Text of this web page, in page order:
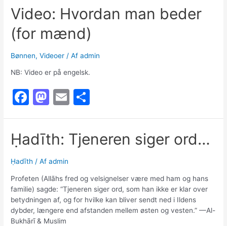
e
b
o
o
k
o
d
o
n
l
e
Video: Hvordan man beder
(for mænd)
Bønnen,Videoer / Afadmin
NB: Video er på engelsk.
F
a
c
e
b
o
o
k
M
a
st
o
d
o
n
E
m
ai
l
h
e
Ḥadīth: Tjeneren siger ord…
Ḥadīth / Afadmin
Profeten (Allāhs fred og velsignelser være med ham og hans
familie) sagde: “Tjeneren siger ord, som han ikke er klar over
betydningen af, og for hvilke kan bliver sendt ned i Ildens
dybder, længere end afstanden mellem østen og vesten.” —Al-
Bukhārī & Muslim